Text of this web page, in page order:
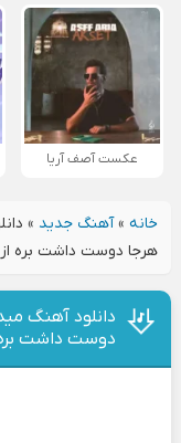
عکست آصف آریا
خانه»آهنگ جدید »
هرجا دوست داشت بره از
دانلود آهنگ
دوست داشت بره